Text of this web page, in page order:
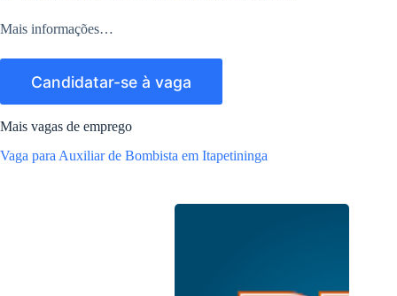
Mais informações…
Mais vagas de emprego
Vaga para Auxiliar de Bombista em Itapetininga